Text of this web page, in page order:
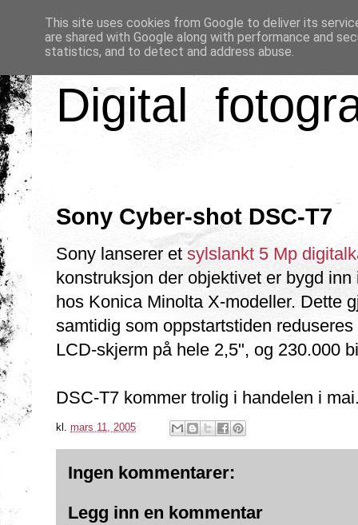
Digital
Sony Cyber-shot DSC-T7
Sony lanserer et sylslankt 5 Mp
konstruksjon der objektivet er bygd
hos Konica Minolta X-modeller. Dette
samtidig som oppstartstiden
LCD-skjerm på hele 2,5", og 230.000
DSC-T7 kommer trolig i handelen i
kl. mars 11, 2005
Ingen kommentarer:
Legg inn en kommentar
This site uses cookies from Google to deliver its
are shared with Google along with performance and
statistics, and to detect and address abuse.